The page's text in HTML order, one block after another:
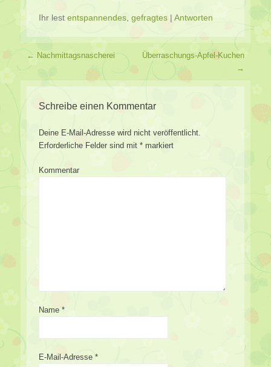
Ihr lest entspannendes gefragtes | Antworten
Beitragsverzeichnis
← Nachmittagsnascherei
Überraschungs-Apfel-Kuchen
→
Schreibe einen Kommentar
Deine E-Mail-Adresse wird nicht veröffentlicht.
Erforderliche Felder sind mit * markiert
Kommentar
Name *
E-Mail-Adresse *